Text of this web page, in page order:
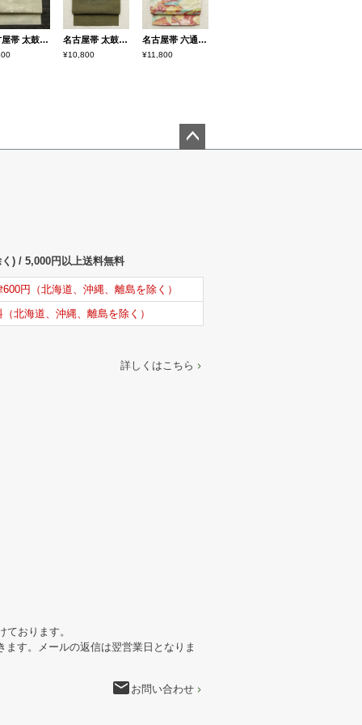
名古屋帯 太鼓柄 相良刺繍 正絹 古典柄 名古屋仕立て なごや帯 リサイクル帯 帯 刺繍 箔 クリーム 名古屋帯 太鼓柄 夏用 正絹 木の葉・植物柄 松葉仕立て なごや帯 リサイクル帯 帯 緑・うぐいす色
¥10,800
名古屋帯 六通柄 良品 ふくれ織 正絹 花柄 松葉仕立て なごや帯 リサイクル帯 帯 赤・朱
¥11,800
) / 5,000円以上送料無料
円（北海道、沖縄、離島を除く）
北海道、沖縄、離島を除く）
詳しくはこちら
ております。
す。メールの返信は翌営業日となりま
email お問い合わせ